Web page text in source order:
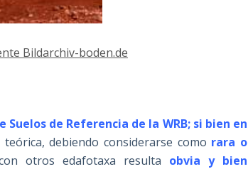
Bildarchiv-boden.de
de Referencia de la WRB; si bien en
debiendo considerarse como rara o
otros edafotaxa resulta obvia y bien